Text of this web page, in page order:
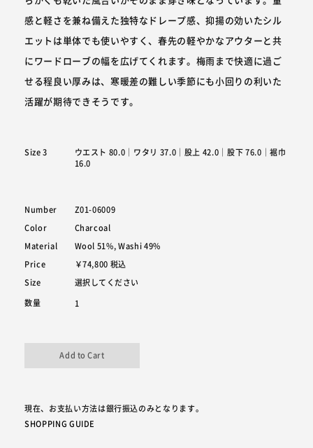
感と軽さを兼ね備えた独特なドレープ感、抑揚の効いたシル
エットは単体でも使いやすく、春先の軽やかなアウターと共
にワードローブの幅を広げてくれます。梅雨まで快適に過ご
せる程良い厚みは、寒暖差の難しい季節にも小回りの利いた
活躍が期待できそうです。
Size 3
ウエスト 80.0｜ワタリ 37.0｜股上 42.0｜股下 76.0｜裾巾
16.0
Number Z01-06009
Color Charcoal
Material Wool 51%, Washi 49%
Price ￥74,800 税込
Size
数量
現在、お支払い方法は銀行振込のみとなります。
SHOPPING GUIDE